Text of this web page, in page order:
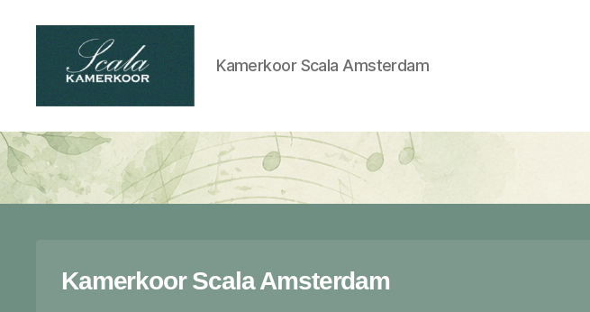
kamerkoor
Kamerkoor Scala Amsterdam
Kamerkoor Scala Amsterdam